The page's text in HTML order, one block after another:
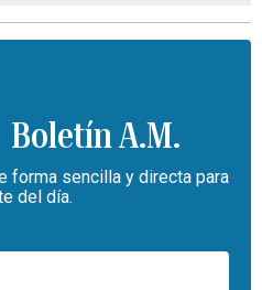
Boletín A.M.
forma sencilla y directa para
del día.